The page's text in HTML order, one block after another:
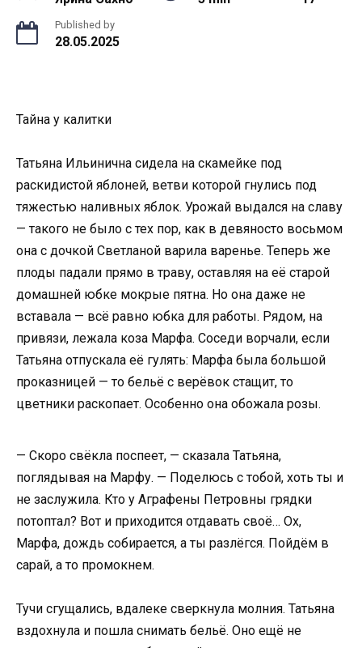
Published by
28.05.2025
Тайна у калитки
Татьяна Ильинична сидела на скамейке под
раскидистой яблоней, ветви которой гнулись под
тяжестью наливных яблок. Урожай выдался на славу
— такого не было с тех пор, как в девяносто восьмом
она с дочкой Светланой варила варенье. Теперь же
плоды падали прямо в траву, оставляя на её старой
домашней юбке мокрые пятна. Но она даже не
вставала — всё равно юбка для работы. Рядом, на
привязи, лежала коза Марфа. Соседи ворчали, если
Татьяна отпускала её гулять: Марфа была большой
проказницей — то бельё с верёвок стащит, то
цветники раскопает. Особенно она обожала розы.
— Скоро свёкла поспеет, — сказала Татьяна,
поглядывая на Марфу. — Поделюсь с тобой, хоть ты и
не заслужила. Кто у Аграфены Петровны грядки
потоптал? Вот и приходится отдавать своё… Ох,
Марфа, дождь собирается, а ты разлёгся. Пойдём в
сарай, а то промокнем.
Тучи сгущались, вдалеке сверкнула молния. Татьяна
вздохнула и пошла снимать бельё. Оно ещё не